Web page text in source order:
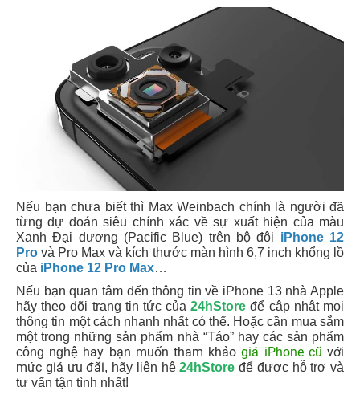
Nếu bạn chưa biết thì Max Weinbach chính là người đã
từng dự đoán siêu chính xác về sự xuất hiện của màu
Xanh Đại dương (Pacific Blue) trên bộ đôi iPhone 12
Pro và Pro Max và kích thước màn hình 6,7 inch khổng lồ
của iPhone 12 Pro Max…
Nếu bạn quan tâm đến thông tin về iPhone 13 nhà Apple
hãy theo dõi trang tin tức của24hStore để cập nhật mọi
thông tin một cách nhanh nhất có thể. Hoặc cần mua sắm
một trong những sản phẩm nhà “Táo” hay các sản phẩm
công nghệ hay bạn muốn tham khảogiá iPhone cũ với
mức giá ưu đãi, hãy liên hệ24hStore để được hỗ trợ và
tư vấn tận tình nhất!